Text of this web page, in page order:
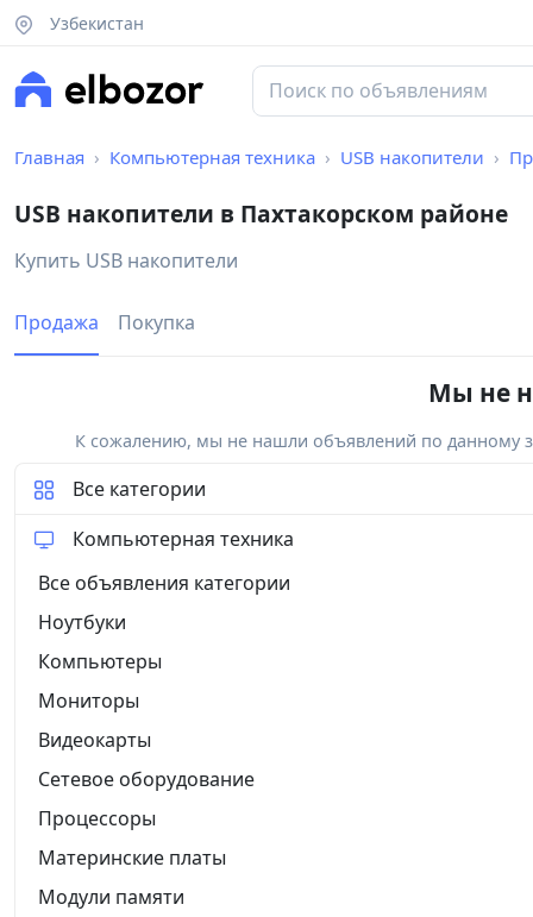
Узбекистан
Главная Компьютерная техника USB накопители
USB накопители в Пахтакорском районе
Купить USB накопители
Продажа Покупка
Мы не
К сожалению, мы не нашли объявлений по данному
Все категории
Компьютерная техника
Все объявления категории
Ноутбуки
Компьютеры
Мониторы
Видеокарты
Сетевое оборудование
Процессоры
Материнские платы
Модули памяти